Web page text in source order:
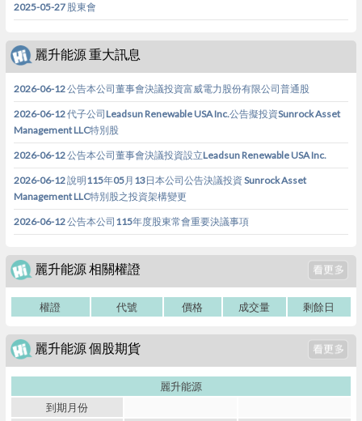
2025-05-27 股東會
麗升能源 重大訊息
2026-06-12 公告本公司董事會決議投資富威電力股份有限公司普通股
2026-06-12 代子公司Leadsun Renewable USA Inc.公告擬投資Sunrock Asset
Management LLC特別股
2026-06-12 公告本公司董事會決議投資設立Leadsun Renewable USA Inc.
2026-06-12 說明115年05月13日本公司公告決議投資 Sunrock Asset
Management LLC特別股之投資架構變更
2026-06-12 公告本公司115年度股東常會重要決議事項
麗升能源 相關權證
權證 代號 價格 成交量 剩餘日
麗升能源 個股期貨
麗升能源
到期月份